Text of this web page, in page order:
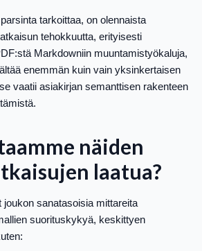
tarkoittaa, on olennaista
tehokkuutta, erityisesti
Markdowniin muuntamistyökaluja,
enemmän kuin vain yksinkertaisen
vaatii asiakirjan semanttisen rakenteen
näiden
laatua?
sanatasoisia mittareita
suorituskykyä, keskittyen